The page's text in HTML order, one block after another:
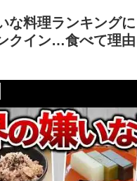
な料理ランキング
クイン…食べて理